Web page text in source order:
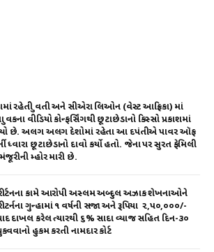
રહેતી યુવતી અને સીએરા લિઓન (વેસ્ટ આફ્રિકા) માં
યુવકના વીડિયો કોન્ફર્સિંગથી છૂટાછેડાનો કિસ્સો પ્રકાશમાં
છે. અલગ અલગ દેશોમાં રહેતા આ દપંતીએ પાવર ઑફ
ધ્વારા છૂટાછેડાનો દાવો કર્યો હતો. જેના પર સુરત ફેમિલી
મંજૂરીની મ્હોર મારી છે.
કામે આરોપી અસ્લમ અબ્દુલ અઝાક શેખનાઓને
ગુન્હામાં ૧ વર્ષની સજા અને રૂપિયા ₹ ૨,૫૦,૦૦૦/-
દાખલ કરેલ ત્યારથી ૬% સાદા વ્યાજ સહિત દિન-૩૦
હુકમ કરતી નામદાર કોર્ટ